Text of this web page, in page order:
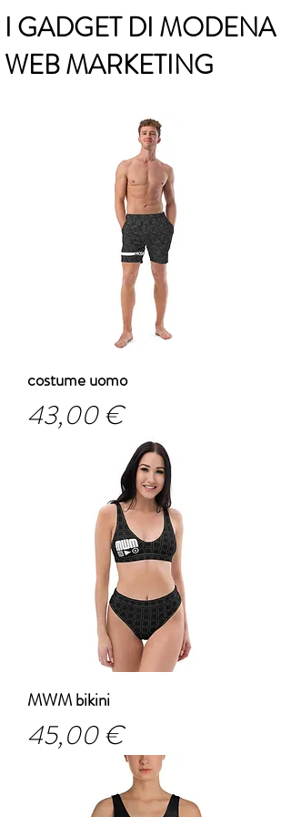
I GADGET DI MODENA
WEB MARKETING
costume uomo
Prezzo
43,00 €
MWM bikini
Prezzo
45,00 €